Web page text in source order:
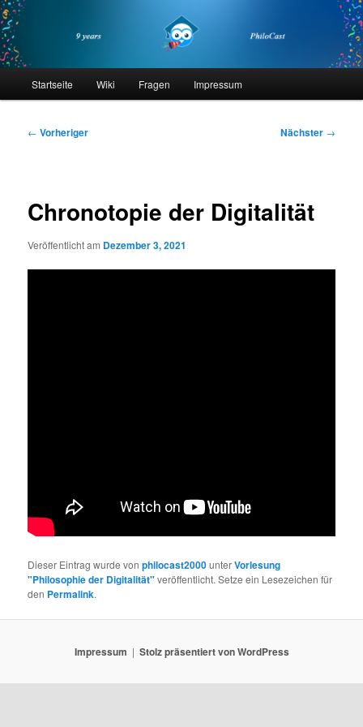
Zum
primären
Inhalt
springenphilocast
Startseite Wiki Fragen Impressum
Beitragsnavigation
← Vorheriger Nächster →
Chronotopie der Digitalität
Veröffentlicht am Dezember 3, 2021
Dieser Eintrag wurde vonphilocast2000unterVorlesung
"Philosophie der Digitalität" veröffentlicht. Setze ein Lesezeichen für
den Permalink.
Impressum Stolz präsentiert von WordPress